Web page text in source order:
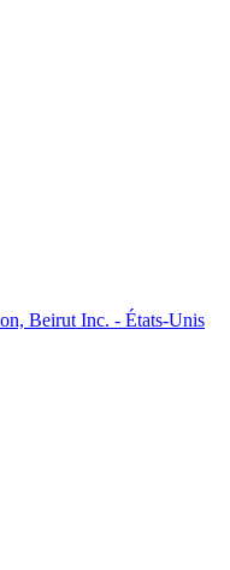
Beirut Inc. - États-Unis